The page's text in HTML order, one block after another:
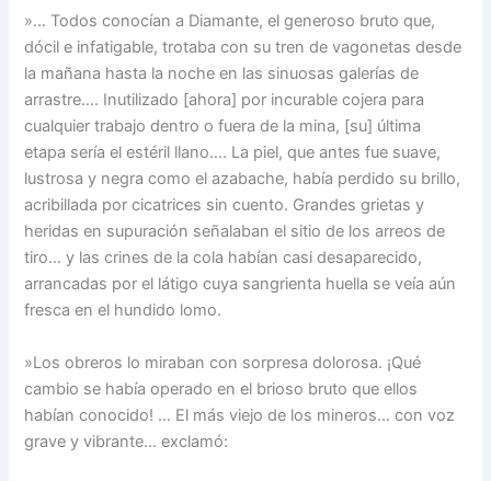
»… Todos conocían a Diamante, el generoso bruto que,
dócil e infatigable, trotaba con su tren de vagonetas desde
la mañana hasta la noche en las sinuosas galerías de
arrastre…. Inutilizado [ahora] por incurable cojera para
cualquier trabajo dentro o fuera de la mina, [su] última
etapa sería el estéril llano…. La piel, que antes fue suave,
lustrosa y negra como el azabache, había perdido su brillo,
acribillada por cicatrices sin cuento. Grandes grietas y
heridas en supuración señalaban el sitio de los arreos de
tiro… y las crines de la cola habían casi desaparecido,
arrancadas por el látigo cuya sangrienta huella se veía aún
fresca en el hundido lomo.
»Los obreros lo miraban con sorpresa dolorosa. ¡Qué
cambio se había operado en el brioso bruto que ellos
habían conocido! … El más viejo de los mineros… con voz
grave y vibrante… exclamó: